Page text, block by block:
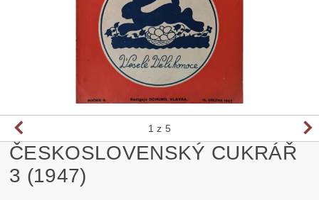
1 z 5
ČESKOSLOVENSKÝ CUKRÁŘ
3 (1947)